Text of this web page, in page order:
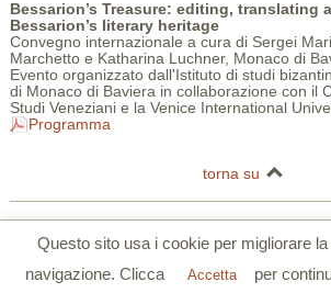
Bessarion’s Treasure: editing, translating
Bessarion’s literary heritage
Convegno internazionale a cura di Sergei
Marchetto e Katharina Luchner, Monaco di
Evento organizzato dall'Istituto di studi
di Monaco di Baviera in collaborazione con il
Studi Veneziani e la Venice International
Programma
torna su
S.Polo 2765/a Calle Corner 30125
Tel. 0039 041 5206355 | Fax. 0039 041
Questo sito usa i cookie per migliorare
navigazione. Clicca
Accetta
per